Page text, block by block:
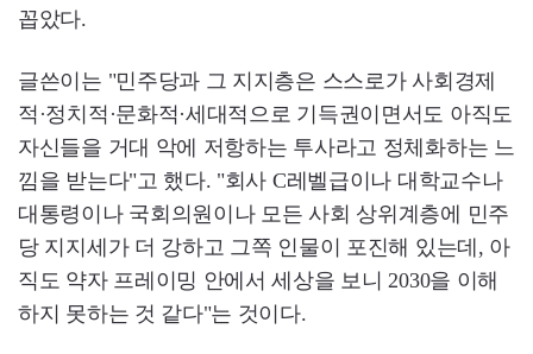
꼽았다.
글쓴이는 "민주당과 그 지지층은 스스로가 사회경제
적·정치적·문화적·세대적으로 기득권이면서도 아직도
자신들을 거대 악에 저항하는 투사라고 정체화하는 느
낌을 받는다"고 했다. "회사 C레벨급이나 대학교수나
대통령이나 국회의원이나 모든 사회 상위계층에 민주
당 지지세가 더 강하고 그쪽 인물이 포진해 있는데, 아
직도 약자 프레이밍 안에서 세상을 보니 2030을 이해
하지 못하는 것 같다"는 것이다.